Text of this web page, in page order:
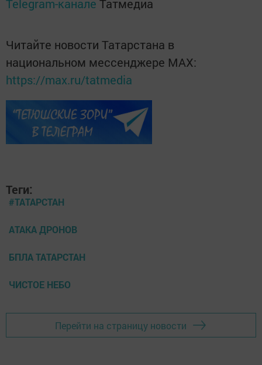
Telegram-канале Татмедиа
Читайте новости Татарстана в
национальном мессенджере MАХ:
https://max.ru/tatmedia
Теги:
#ТАТАРСТАН
АТАКА ДРОНОВ
БПЛА ТАТАРСТАН
ЧИСТОЕ НЕБО
Перейти на страницу новости